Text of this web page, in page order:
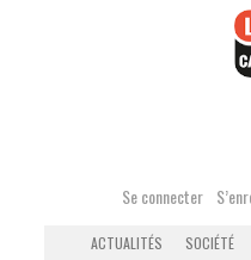
Se connecter
ACTUALITÉS SOCIÉTÉ